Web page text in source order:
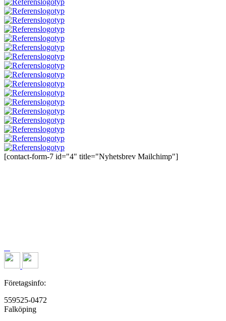
[contact-form-7 id="4" title="Nyhetsbrev Mailchimp"]
Företagsinfo:
559525-0472
Falköping